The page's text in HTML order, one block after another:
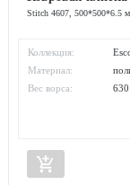
Stitch 4607, 500*500*6.5
Коллекция:
Материал:
Вес ворса:
add_shopping_cart